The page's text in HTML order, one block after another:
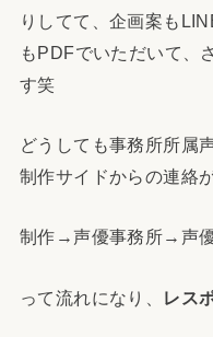
りしてて、企画案も
もPDFでいただいて、
す笑
どうしても事務所所属
制作サイドからの連絡
制作→声優事務所→声
って流れになり、 レス